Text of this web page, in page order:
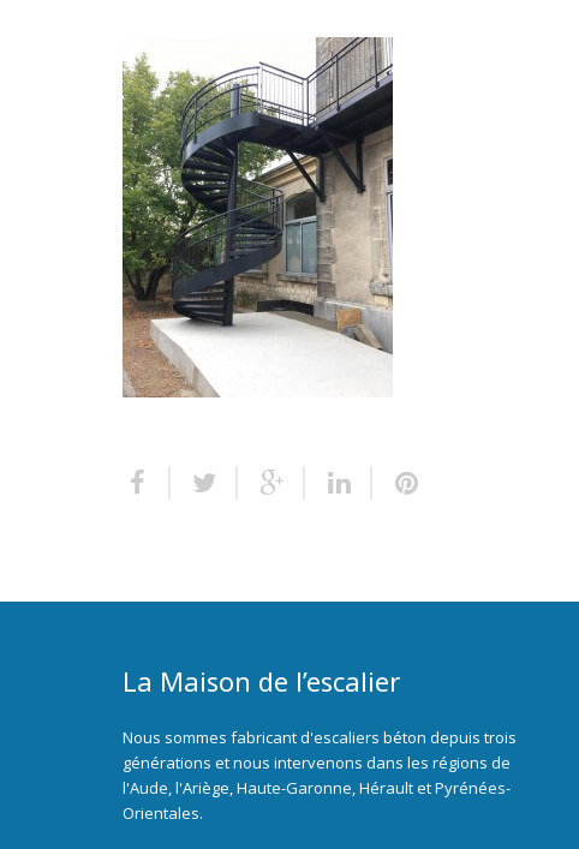
La Maison de l’escalier
Nous sommes fabricant d'escaliers béton depuis trois
générations et nous intervenons dans les régions de
l'Aude, l'Ariège, Haute-Garonne, Hérault et Pyrénées-
Orientales.